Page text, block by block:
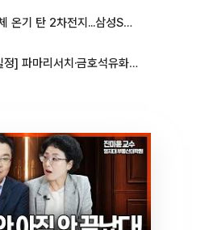
[특징주] 반도체 온기 탄 2차전지...삼성SDI, 장 초반 7% 넘게 껑충
[오늘의 증시일정] 파마리서치·금호석유화학·코오롱인더·상상인증권 등